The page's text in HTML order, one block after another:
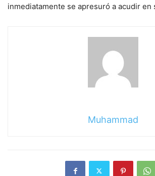
inmediatamente se apresuró a acudir en
Muhammad